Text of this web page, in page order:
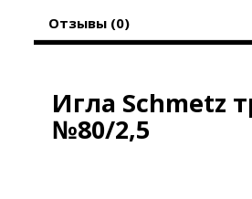
Отзывы (0)
Игла Schmetz
№80/2,5